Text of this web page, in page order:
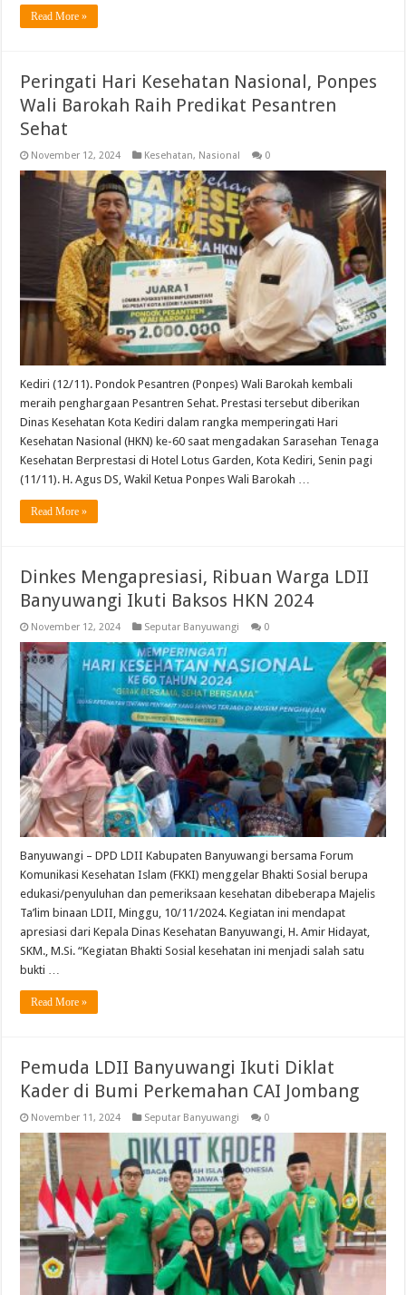
Read More »
Peringati Hari Kesehatan Nasional, Ponpes
Wali Barokah Raih Predikat Pesantren
Sehat
November 12, 2024 Kesehatan, Nasional 0
Kediri (12/11). Pondok Pesantren (Ponpes) Wali Barokah kembali
meraih penghargaan Pesantren Sehat. Prestasi tersebut diberikan
Dinas Kesehatan Kota Kediri dalam rangka memperingati Hari
Kesehatan Nasional (HKN) ke-60 saat mengadakan Sarasehan Tenaga
Kesehatan Berprestasi di Hotel Lotus Garden, Kota Kediri, Senin pagi
(11/11). H. Agus DS, Wakil Ketua Ponpes Wali Barokah …
Read More »
Dinkes Mengapresiasi, Ribuan Warga LDII
Banyuwangi Ikuti Baksos HKN 2024
November 12, 2024 Seputar Banyuwangi 0
Banyuwangi – DPD LDII Kabupaten Banyuwangi bersama Forum
Komunikasi Kesehatan Islam (FKKI) menggelar Bhakti Sosial berupa
edukasi/penyuluhan dan pemeriksaan kesehatan dibeberapa Majelis
Ta’lim binaan LDII, Minggu, 10/11/2024. Kegiatan ini mendapat
apresiasi dari Kepala Dinas Kesehatan Banyuwangi, H. Amir Hidayat,
SKM., M.Si. “Kegiatan Bhakti Sosial kesehatan ini menjadi salah satu
bukti …
Read More »
Pemuda LDII Banyuwangi Ikuti Diklat
Kader di Bumi Perkemahan CAI Jombang
November 11, 2024 Seputar Banyuwangi 0